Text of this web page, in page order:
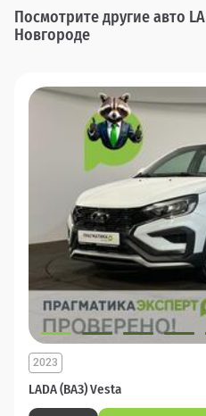
Посмотрите другие авто
Новгороде
LADA (ВАЗ) Vesta
2023